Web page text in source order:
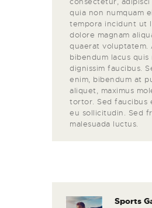
quia non numquam
tempora incidunt ut
dolore magnam
quaerat voluptatem.
bibendum lacus quis
dignissim faucibus.
enim, bibendum at
aliquet, maximus
tortor. Sed faucibus
eu sollicitudin. Sed
malesuada luctus.
Previous
Sports